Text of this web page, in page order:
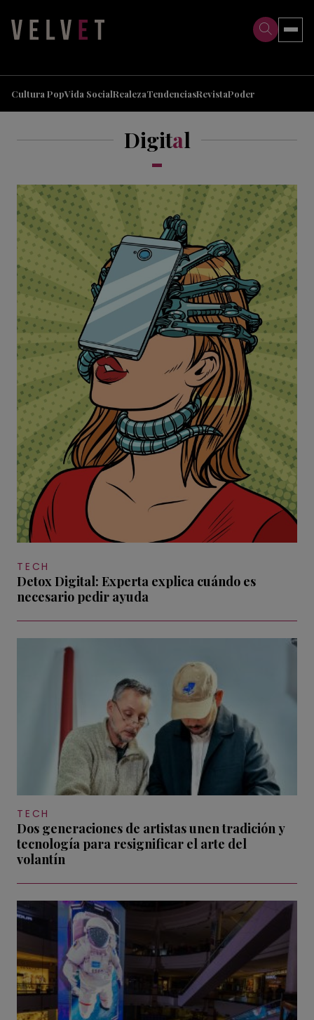
Cultura PopVida SocialRealezaTendenciasRevistaPoder
Digital
TECH
Detox Digital: Experta explica cuándo es
necesario pedir ayuda
TECH
Dos generaciones de artistas unen tradición y
tecnología para resignificar el arte del
volantín